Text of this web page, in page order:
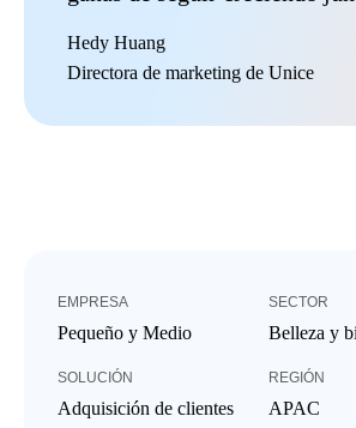
EMPRESA
Pequeño y Medio
SECTOR
Belleza y
SOLUCIÓN
Adquisición de clientes
REGIÓN
APAC
Hedy Huang
Directora de marketing de Unice